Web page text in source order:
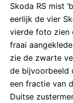
Skoda RS mist
eerlijk de vier
vierde foto zien
fraai
zie de zwarte
de bijvoorbeeld
een fractie van
Duitse